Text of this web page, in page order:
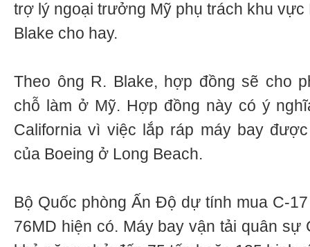
trợ lý ngoại trưởng Mỹ phụ trách khu vực
Blake cho hay.
Theo ông R. Blake, hợp đồng sẽ cho
chỗ làm ở Mỹ. Hợp đồng này có ý
California vì việc lắp ráp máy bay
của Boeing ở Long Beach.
Bộ Quốc phòng Ấn Độ dự tính mua C-
76MD hiện có. Máy bay vận tải quân sự